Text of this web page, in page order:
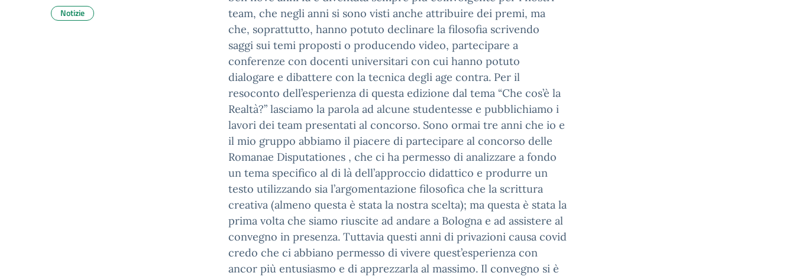
team, che negli anni si sono visti anche attribuire dei premi, ma
che, soprattutto, hanno potuto declinare la filosofia scrivendo
saggi sui temi proposti o producendo video, partecipare a
conferenze con docenti universitari con cui hanno potuto
dialogare e dibattere con la tecnica degli age contra. Per il
resoconto dell’esperienza di questa edizione dal tema “Che cos’è la
Realtà?” lasciamo la parola ad alcune studentesse e pubblichiamo i
lavori dei team presentati al concorso. Sono ormai tre anni che io e
il mio gruppo abbiamo il piacere di partecipare al concorso delle
Romanae Disputationes , che ci ha permesso di analizzare a fondo
un tema specifico al di là dell’approccio didattico e produrre un
testo utilizzando sia l’argomentazione filosofica che la scrittura
creativa (almeno questa è stata la nostra scelta); ma questa è stata la
prima volta che siamo riuscite ad andare a Bologna e ad assistere al
convegno in presenza. Tuttavia questi anni di privazioni causa covid
credo che ci abbiano permesso di vivere quest’esperienza con
ancor più entusiasmo e di apprezzarla al massimo. Il convegno si è
Notizie